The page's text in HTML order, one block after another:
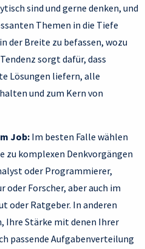
sind und gerne denken, und
Themen in die Tiefe
der Breite zu befassen, wozu
sorgt dafür, dass
Lösungen liefern, alle
und zum Kern von
Job: Im besten Falle wählen
zu komplexen Denkvorgängen
oder Programmierer,
oder Forscher, aber auch im
oder Ratgeber. In anderen
Ihre Stärke mit denen Ihrer
passende Aufgabenverteilung